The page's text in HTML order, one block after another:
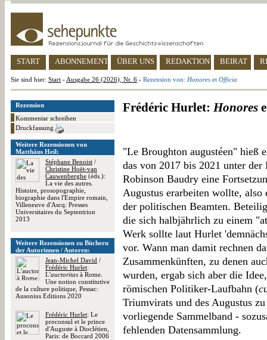
START ABONNEMENT ÜBER UNS REDAKTION BEIRAT
Sie sind hier: Start - Ausgabe 26 (2026), Nr. 6 - Rezension von: Honores et Officia
Rezension
Kommentar schreiben
Druckfassung
Weitere Rezensionen von
Matthäus Heil:
Stéphane Benoist /
Christine Hoët-van
Cauwenberghe (éds.):
La vie des autres.
Histoire, prosopographie,
biographie dans l'Empire romain,
Villeneuve d'Ascq: Presses
Universitaires du Septentrion
2013
Weitere Rezensionen zu Büchern
der Autorinnen / Autoren:
Jean-Michel David /
Frédéric Hurlet:
L'auctoritas à Rome.
Une notion constitutive
de la culture politique, Pessac:
Ausonius Editions 2020
Frédéric Hurlet: Le
proconsul et le prince
d'Auguste à Dioclétien,
Paris: de Boccard 2006
Frédéric Hurlet: Honores
"Le Broughton augustéen" hieß
das von 2017 bis 2021 unter
Robinson Baudry eine
Augustus erarbeiten wollte, also
der politischen Beamten.
die sich halbjährlich zu einem
Werk sollte laut Hurlet
vor. Wann man damit rechnen
Zusammenkünften, zu denen
wurden, ergab sich aber die
römischen Politiker-Laufbahn (
Triumvirats und des Augustus
vorliegende Sammelband -
fehlenden Datensammlung.